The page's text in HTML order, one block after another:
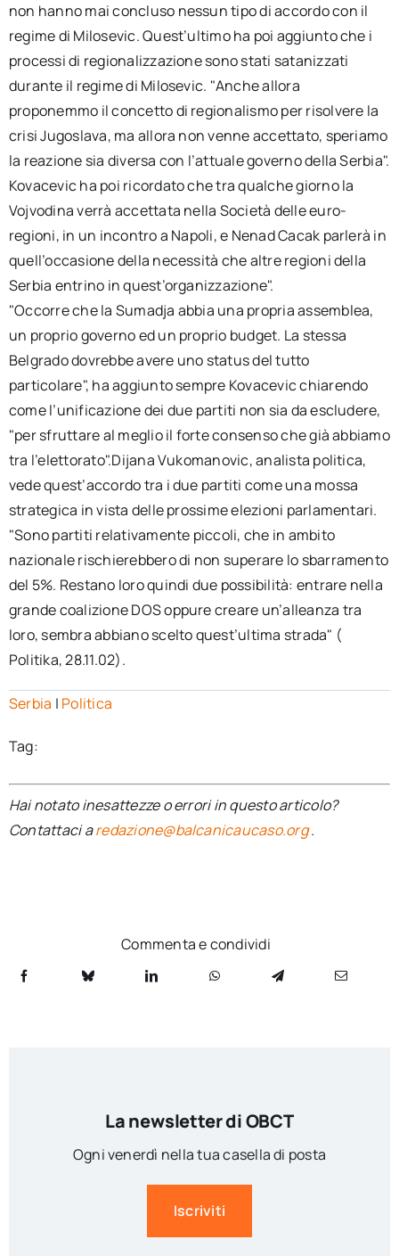
non hanno mai concluso nessun tipo di accordo con il
regime di Milosevic. Quest’ultimo ha poi aggiunto che i
processi di regionalizzazione sono stati satanizzati
durante il regime di Milosevic. "Anche allora
proponemmo il concetto di regionalismo per risolvere la
crisi Jugoslava, ma allora non venne accettato, speriamo
la reazione sia diversa con l’attuale governo della Serbia".
Kovacevic ha poi ricordato che tra qualche giorno la
Vojvodina verrà accettata nella Società delle euro-
regioni, in un incontro a Napoli, e Nenad Cacak parlerà in
quell’occasione della necessità che altre regioni della
Serbia entrino in quest’organizzazione".
"Occorre che la Sumadja abbia una propria assemblea,
un proprio governo ed un proprio budget. La stessa
Belgrado dovrebbe avere uno status del tutto
particolare", ha aggiunto sempre Kovacevic chiarendo
come l’unificazione dei due partiti non sia da escludere,
"per sfruttare al meglio il forte consenso che già abbiamo
tra l’elettorato".Dijana Vukomanovic, analista politica,
vede quest’accordo tra i due partiti come una mossa
strategica in vista delle prossime elezioni parlamentari.
"Sono partiti relativamente piccoli, che in ambito
nazionale rischierebbero di non superare lo sbarramento
del 5%. Restano loro quindi due possibilità: entrare nella
grande coalizione DOS oppure creare un’alleanza tra
loro, sembra abbiano scelto quest’ultima strada" (
Politika, 28.11.02).
Serbia | Politica
Tag:
Hai notato inesattezze o errori in questo articolo?
Contattaci aredazione@balcanicaucaso.org.
Commenta e condividi
La newsletter di OBCT
Ogni venerdì nella tua casella di posta
Iscriviti